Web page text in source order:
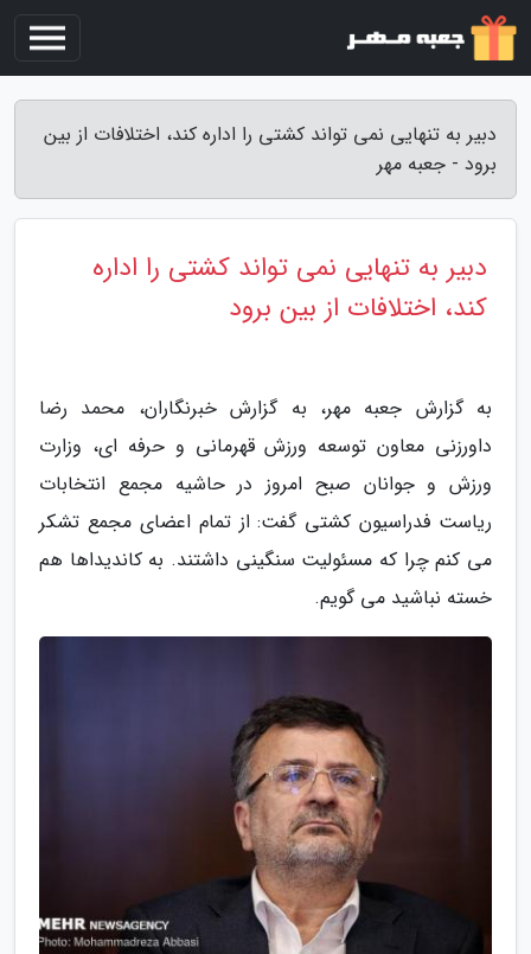
دبیر به تنهایی نمی تواند کشتی را اداره کند، اختلافات از بین
برود - جعبه مهر
دبیر به تنهایی نمی تواند کشتی را اداره
کند، اختلافات از بین برود
به گزارش جعبه مهر، به گزارش خبرنگاران، محمد رضا
داورزنی معاون توسعه ورزش قهرمانی و حرفه ای، وزارت
ورزش و جوانان صبح امروز در حاشیه مجمع انتخابات
ریاست فدراسیون کشتی گفت: از تمام اعضای مجمع تشکر
می کنم چرا که مسئولیت سنگینی داشتند. به کاندیداها هم
خسته نباشید می گویم.